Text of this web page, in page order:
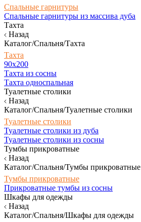
Спальные гарнитуры
Спальные гарнитуры из массива дуба
Тахта
Назад
Каталог/Спальня/Тахта
Тахта
90х200
Тахта из сосны
Тахта односпальная
Туалетные столики
Назад
Каталог/Спальня/Туалетные столики
Туалетные столики
Туалетные столики из дуба
Туалетные столики из сосны
Тумбы прикроватные
Назад
Каталог/Спальня/Тумбы прикроватные
Тумбы прикроватные
Прикроватные тумбы из сосны
Шкафы для одежды
Назад
Каталог/Спальня/Шкафы для одежды